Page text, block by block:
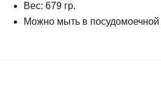
Вес: 679 гр.
Можно мыть в